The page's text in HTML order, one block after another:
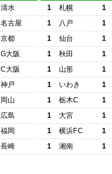
清水
名古屋
京都
G大阪
C大阪
神戸
岡山
広島
福岡
長崎
1 札幌
1
1
八戸
1
1
仙台
1
1
秋田
1
1
山形
1
1
いわき
1
1
栃木C
1
1
大宮
1
1
横浜FC
1
1
湘南 1